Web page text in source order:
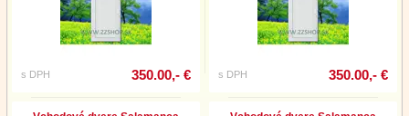
s DPH 350.00,- € s DPH 350.00,- €